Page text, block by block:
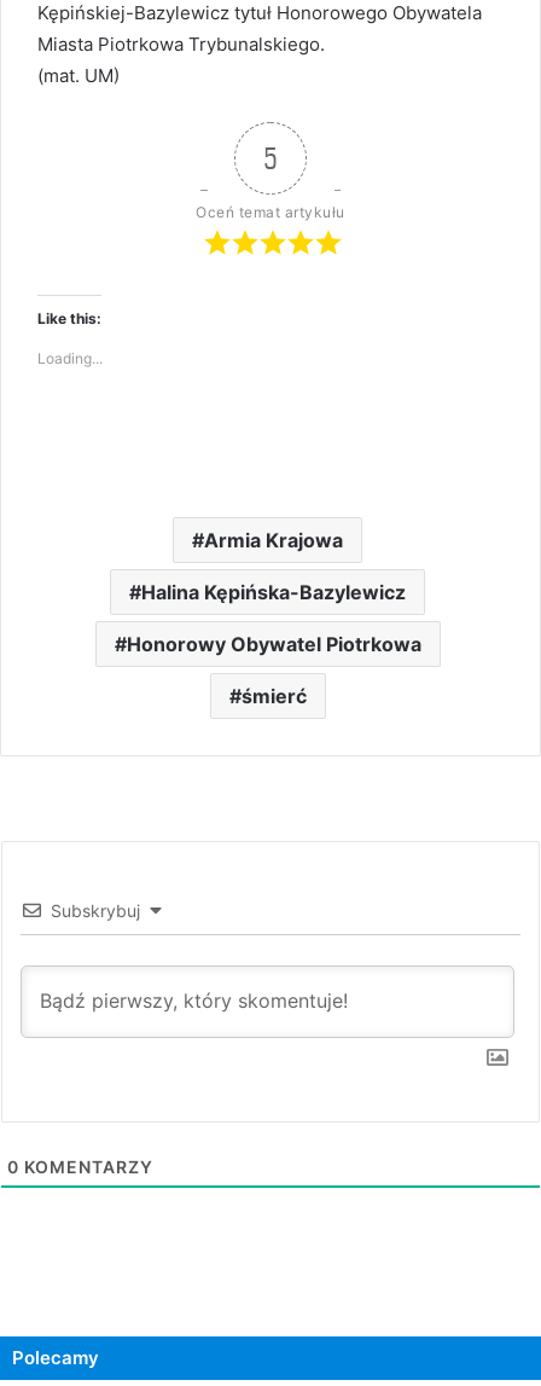
Kępińskiej-Bazylewicz tytuł Honorowego Obywatela
Miasta Piotrkowa Trybunalskiego.
(mat. UM)
5
Oceń temat artykułu
Like this:
Loading...
Armia Krajowa
Halina Kępińska-Bazylewicz
Honorowy Obywatel Piotrkowa
śmierć
Subskrybuj
0 KOMENTARZY
Polecamy